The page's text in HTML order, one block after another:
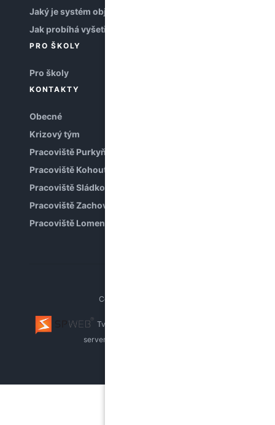
Jaký je systém objednávání
Jak probíhá vyšetření
PRO ŠKOLY
Pro školy
KONTAKTY
Obecné
Krizový tým
Pracoviště Purkyňova
Pracoviště Kohoutova
Pracoviště Sládkova
Pracoviště Zachova
Pracoviště Lomená
Copyright © PPP Brno
Tvorba webu Brno
serverů